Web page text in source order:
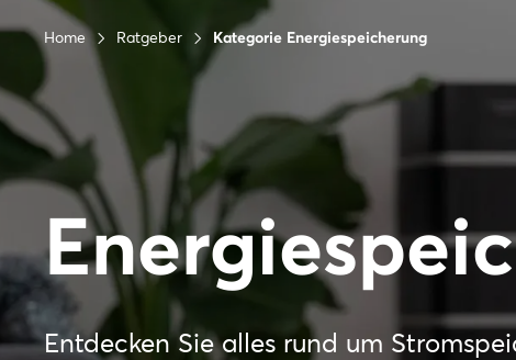
Home Ratgeber Kategorie Energiespeicherung
Entdecken Sie alles rund um